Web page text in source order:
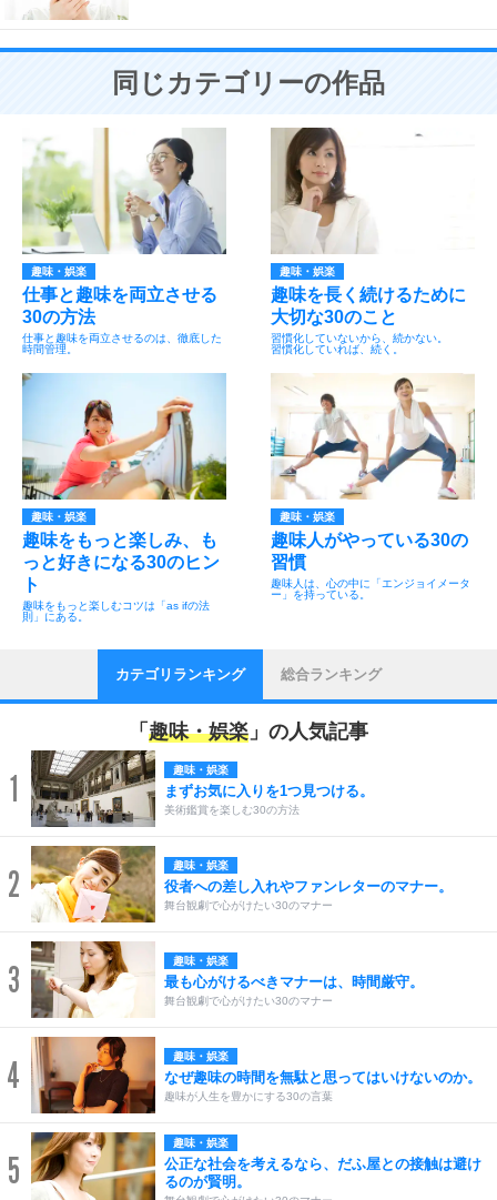
同じカテゴリーの作品
趣味・娯楽
仕事と趣味を両立させる
30の方法
仕事と趣味を両立させるのは、徹底した
時間管理。
趣味・娯楽
趣味を長く続けるために
大切な30のこと
習慣化していないから、続かない。
習慣化していれば、続く。
趣味・娯楽
趣味をもっと楽しみ、も
っと好きになる30のヒン
ト
趣味をもっと楽しむコツは「as ifの法
則」にある。
趣味・娯楽
趣味人がやっている30の
習慣
趣味人は、心の中に「エンジョイメータ
ー」を持っている。
カテゴリランキング 総合ランキング
「 趣味・娯楽 」の人気記事
1 趣味・娯楽
まずお気に入りを1つ見つける。
美術鑑賞を楽しむ30の方法
2 趣味・娯楽
役者への差し入れやファンレターのマナー。
舞台観劇で心がけたい30のマナー
3 趣味・娯楽
最も心がけるべきマナーは、時間厳守。
舞台観劇で心がけたい30のマナー
4 趣味・娯楽
なぜ趣味の時間を無駄と思ってはいけないのか。
趣味が人生を豊かにする30の言葉
5
趣味・娯楽
公正な社会を考えるなら、だふ屋との接触は避け
るのが賢明。